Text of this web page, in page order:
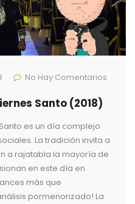
No Hay Comentarios
Santo (2018)
es un día complejo
La tradición invita a
a rajatabla la mayoría de
en este día en
más que
pormenorizado! La